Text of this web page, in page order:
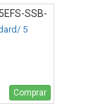
SSB-
5
Comprar